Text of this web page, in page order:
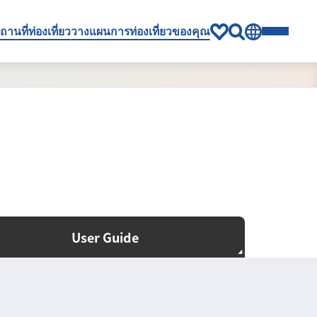
านที่ท่องเที่ยววางแผนการท่องเที่ยวของคุณ
User Guide